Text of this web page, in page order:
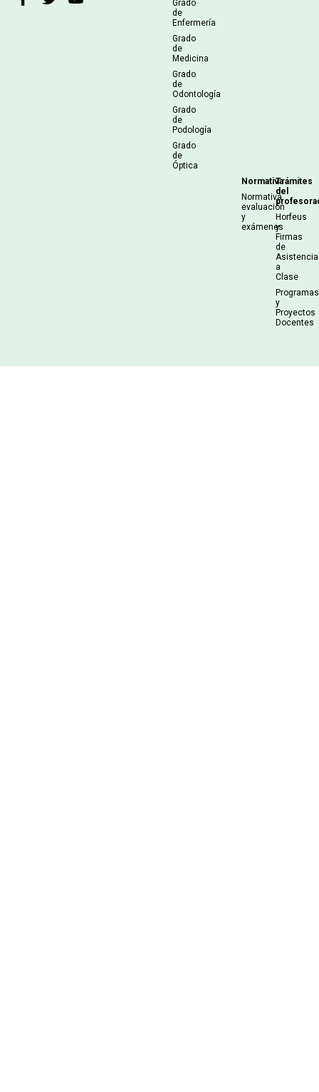
Grado
de
Enfermería
Grado
de
Medicina
Grado
de
Odontología
Grado
de
Podología
Grado
de
Óptica
Normativa
Normativa
evaluación
y
exámenes
Trámites
del
Horfeus
y
Firmas
de
Asistencia
a
Clase
Programas
y
Proyectos
Docentes